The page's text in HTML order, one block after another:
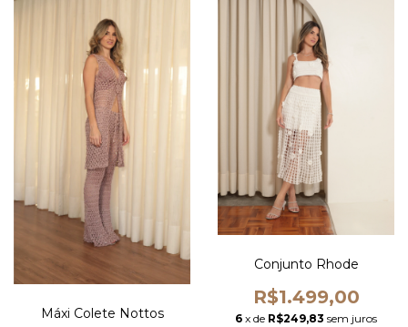
Máxi Colete Nottos
Conjunto Rhode
R$1.499,00
6 x de R$249,83 sem juros